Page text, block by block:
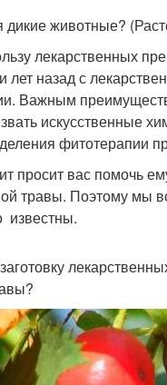
животные?
лекарственных
назад с
Важным
искусственные
фитотерапии
просит вас помочь
травы. Поэтому мы
известны.